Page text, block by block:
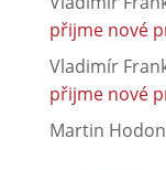
přijme nové
Vladimír
přijme nové
Martin